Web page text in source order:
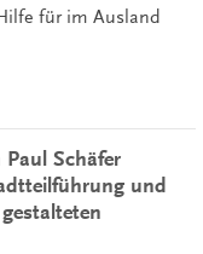
für im Ausland
Schäfer
und